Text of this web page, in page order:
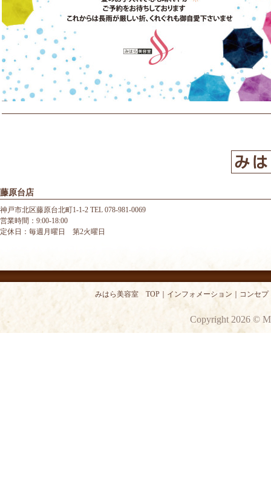
藤原台店
神戸市北区藤原台北町1-1-2 TEL 078-981-0069
営業時間：9:00-18:00
定休日：毎週月曜日 第2火曜日
みはら美容室 TOP インフォメーション コンセプ
Copyright 2026 ©